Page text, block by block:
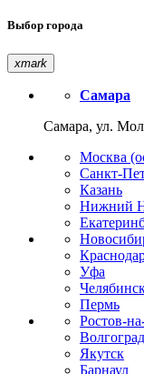
Выбор города
xmark
Самара
Самара, ул.
Москва
Санкт-
Казань
Нижний
Уфа
Пермь
Ростов-
Волгоград
Якутск
Барнаул